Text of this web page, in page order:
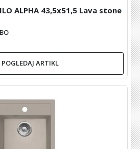
ALPHA 43,5x51,5 Lava stone
POGLEDAJ ARTIKL